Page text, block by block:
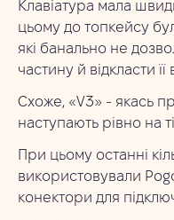
Клавіатура мала
цьому до топкейсу
які банально не
частину й відкласти її
Схоже, «V3» - якась
наступають рівно на
При цьому останні
використовували
конектори для